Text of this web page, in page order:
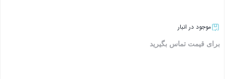
موجود در انبار
برای قیمت تماس بگیرید